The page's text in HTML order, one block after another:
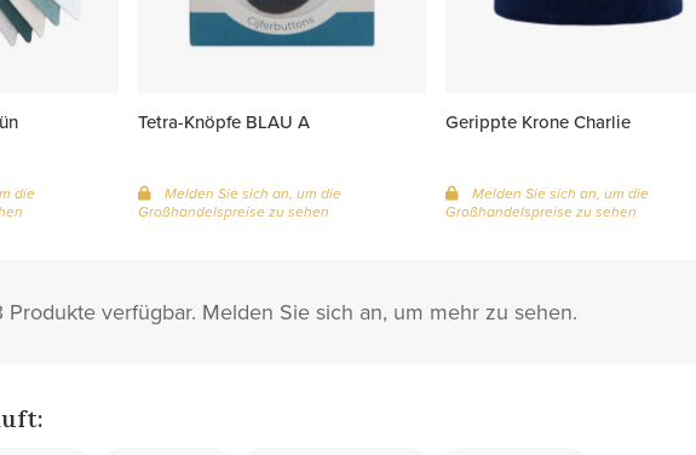
die
Tetra-Knöpfe BLAU A
Melden Sie sich an, um die
Großhandelspreise zu sehen
Gerippte Krone Charlie
Melden Sie sich an, um die
Großhandelspreise zu sehen
Produkte verfügbar. Melden Sie sich an, um mehr zu sehen.